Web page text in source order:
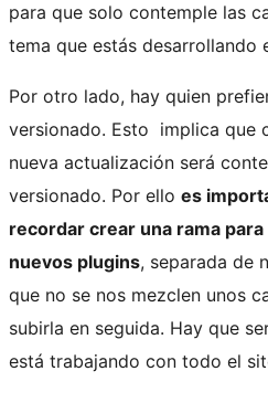
para que solo contemple las
tema que estás desarrollando
Por otro lado, hay quien
versionado. Esto implica que
nueva actualización será
versionado. Por ello es
recordar crear una rama
nuevos plugins, separada de
que no se nos mezclen unos
subirla en seguida. Hay que
está trabajando con todo el